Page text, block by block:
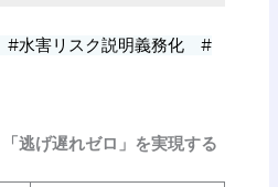
水害リスク説明義務化 #
逃げ遅れゼロ」を実現する